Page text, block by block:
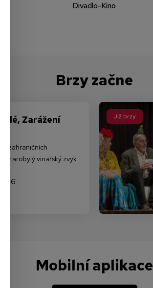
Divadlo-Kino
Brzy začne
Zarážení
i zahraničních
starobylý vinařský zvyk
Již brzy
Mobilní aplikace